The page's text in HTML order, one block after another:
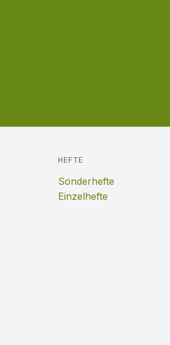
HEFTE
Sonderhefte
Einzelhefte